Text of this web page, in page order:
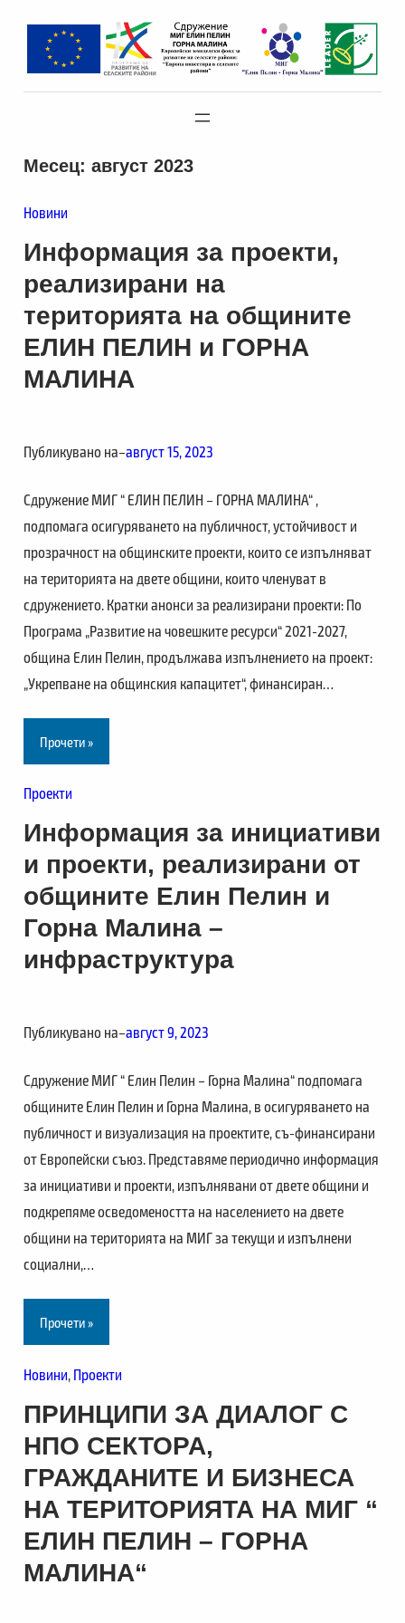
съдържанието
Месец: август 2023
Новини
Информация за проекти,
реализирани на
територията на общините
ЕЛИН ПЕЛИН и ГОРНА
МАЛИНА
Публикувано на–август 15, 2023
Сдружение МИГ “ ЕЛИН ПЕЛИН – ГОРНА МАЛИНА“ ,
подпомага осигуряването на публичност, устойчивост и
прозрачност на общинските проекти, които се изпълняват
на територията на двете общини, които членуват в
сдружението. Кратки анонси за реализирани проекти: По
Програма „Развитие на човешките ресурси“ 2021-2027,
община Елин Пелин, продължава изпълнението на проект:
„Укрепване на общинския капацитет“, финансиран…
Прочети »
Проекти
Информация за инициативи
и проекти, реализирани от
общините Елин Пелин и
Горна Малина –
инфраструктура
Публикувано на–август 9, 2023
Сдружение МИГ “ Елин Пелин – Горна Малина“ подпомага
общините Елин Пелин и Горна Малина, в осигуряването на
публичност и визуализация на проектите, съ-финансирани
от Европейски съюз. Представяме периодично информация
за инициативи и проекти, изпълнявани от двете общини и
подкрепяме осведомеността на населението на двете
общини на територията на МИГ за текущи и изпълнени
социални,…
Прочети »
Новини Проекти
ПРИНЦИПИ ЗА ДИАЛОГ С
НПО СЕКТОРА,
ГРАЖДАНИТЕ И БИЗНЕСА
НА ТЕРИТОРИЯТА НА МИГ “
ЕЛИН ПЕЛИН – ГОРНА
МАЛИНА“